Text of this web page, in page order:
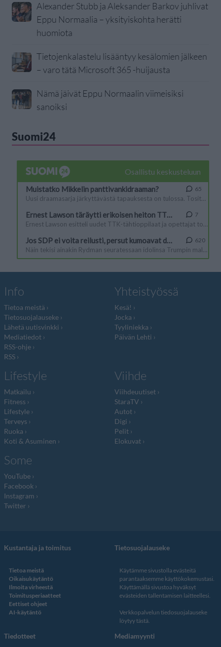
Alexander Stubb ja Aleksander Barkov juhlivat
Eppu Normaalia – yksityiskohta herätti
huomiota
Tietojenkalastelu lisääntyy kesälomien jälkeen
– varo tätä Microsoft 365 -huijausta
Nämä jäivät Eppu Normaalin viimeisiksi
sanoiksi
Suomi24
Info
Tietoa meistä
Tietosuojalauseke
Lähetä uutisvinkki
Mediatiedot
RSS-ohje
RSS
Yhteistyössä
Kesä!
Jocka
Tyyliniekka
Päivän Lehti
Lifestyle
Matkailu
Fitness
Lifestyle
Terveys
Ruoka
Koti & Asuminen
Viihde
Viihdeuutiset
StaraTV
Autot
Digi
Pelit
Elokuvat
Some
YouTube
Facebook
Instagram
Twitter
Kustantaja ja toimitus
Tietoa meistä
Oikaisukäytäntö
Ilmoita virheestä
Toimitusperiaatteet
Eettiset ohjeet
AI-käytäntö
Tietosuojalauseke
Käytämme sivustolla evästeitä
parantaaksemme käyttökokemustasi.
Käyttämällä sivustoa hyväksyt
evästeiden tallentamisen laitteellesi.
Verkkopalvelun tiedosuojalauseke
löytyy tästä.
Tiedotteet Mediamyynti